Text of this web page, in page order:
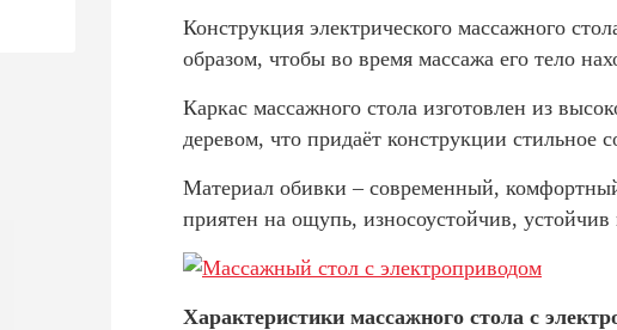
Конструкция электрического массажного
образом, чтобы во время массажа его тело
Каркас массажного стола изготовлен из
деревом, что придаёт конструкции стильное
Материал обивки – современный,
приятен на ощупь, износоустойчив,
Характеристики массажного стола с